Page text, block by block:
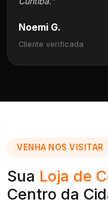
Noemi G.
Cliente verificada
VENHA NOS VISITAR
Sua Loja de
Centro da